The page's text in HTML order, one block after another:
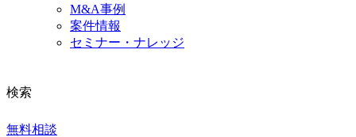
M&A事例
案件情報
セミナー・ナレッジ
検索
無料相談